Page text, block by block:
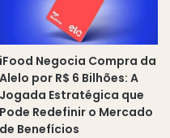
iFood Negocia Compra da
Alelo por R$ 6 Bilhões: A
Jogada Estratégica que
Pode Redefinir o Mercado
de Benefícios